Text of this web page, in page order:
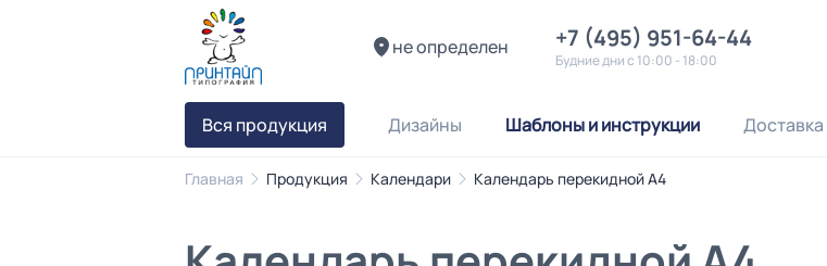
не определен +7 (495) 951-64-44
Будние дни с 10:00 - 18:00
Вся продукция Дизайны Шаблоны и инструкции Доставка
Главная Продукция Календари Календарь перекидной А4